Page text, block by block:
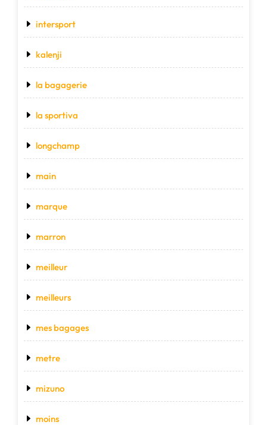
intersport
kalenji
la bagagerie
la sportiva
longchamp
main
marque
marron
meilleur
meilleurs
mes bagages
metre
mizuno
moins